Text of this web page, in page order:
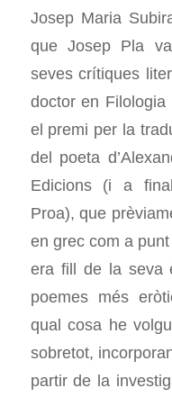
Josep Maria
que Josep Pla
seves crítiques
doctor en Filologia
el premi per la
del poeta
Edicions (i a
Proa), que
en grec com a
era fill de la seva
poemes més
qual cosa he
sobretot,
partir de la